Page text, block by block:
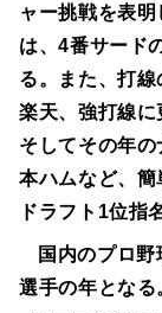
ャー挑戦を表
は、4番サード
る。また、打
楽天、強打線に
そしてその年
本ハムなど、
ドラフト1位指
国内のプロ
選手の年となる